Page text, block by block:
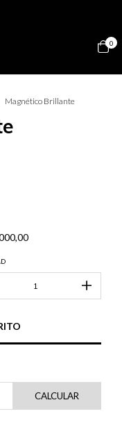
0
Magnético Brillante
CALCULAR